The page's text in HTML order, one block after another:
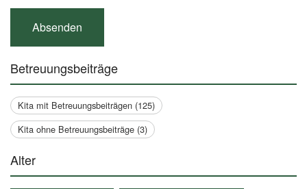
Betreuungsbeiträge
Kita mit Betreuungsbeiträgen (125)
Kita ohne Betreuungsbeiträge (3)
Alter